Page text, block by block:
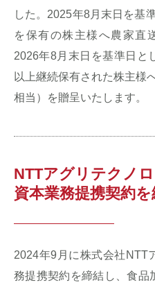
した。2025年8月末日を基
を保有の株主様へ農家直
2026年8月末日を基準日と
以上継続保有された株主様
相当）を贈呈いたします。
NTTアグリテクノ
資本業務提携契約
2024年9月に株式会社NTT
務提携契約を締結し、食品